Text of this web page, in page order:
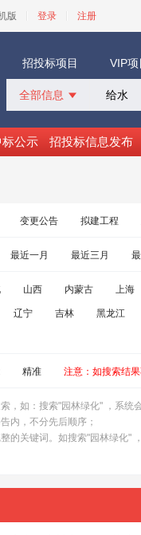
版 登录 注册
招投标项目 VIP
全部信息 
招标采购
中标公示
询价采购
标公示 招投标信息发布
变更公告 拟建工程
最近一月 最近三月
山西 内蒙古 上海
辽宁 吉林 黑龙江
精准 注意：如搜索结
，如：搜索"园林绿化" ，系统
内，不分先后顺序；
的关键词。如搜索"园林绿化"